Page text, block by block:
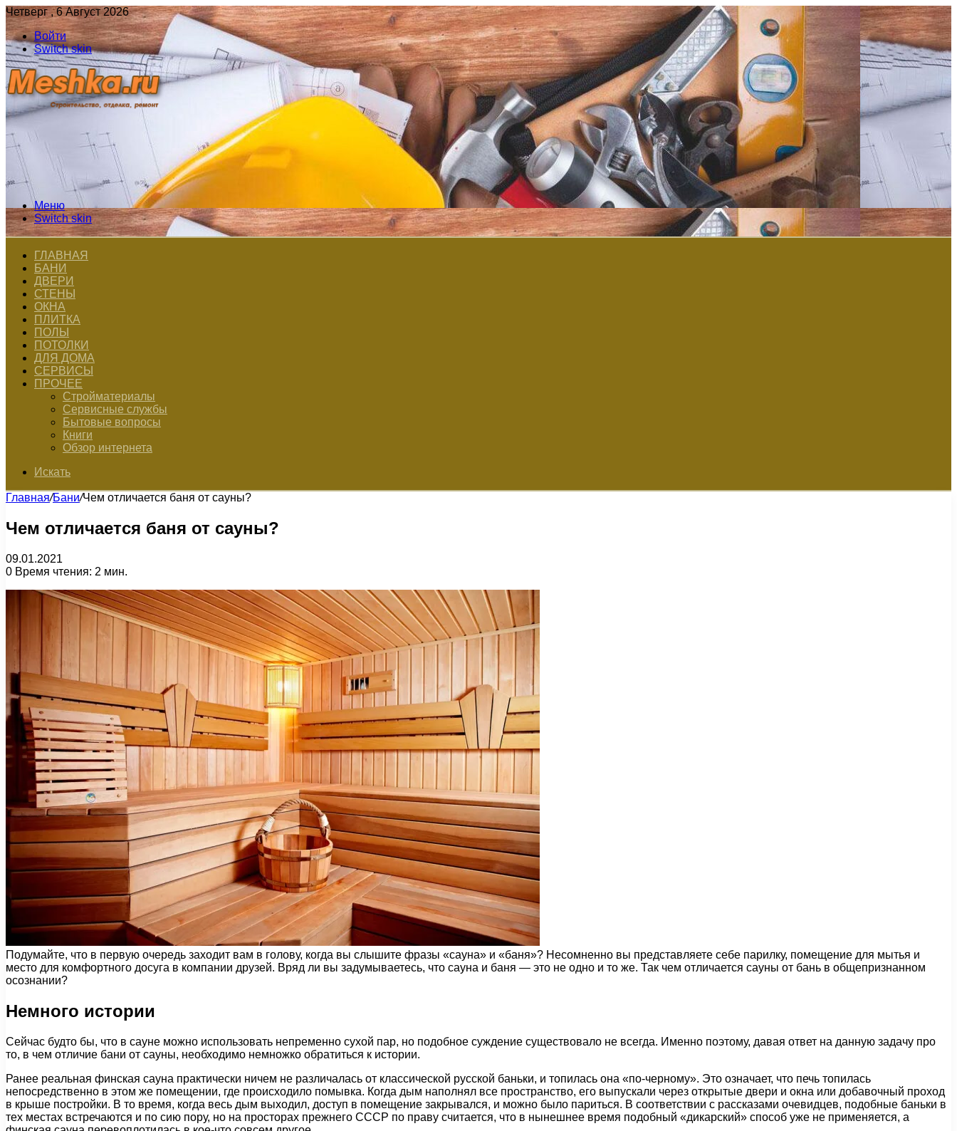
Четверг , 6 Август 2026
Войти
Switch skin
Меню
Switch skin
ГЛАВНАЯ
БАНИ
ДВЕРИ
СТЕНЫ
ОКНА
ПЛИТКА
ПОЛЫ
ПОТОЛКИ
ДЛЯ ДОМА
СЕРВИСЫ
ПРОЧЕЕ
Стройматериалы
Сервисные службы
Бытовые вопросы
Книги
Обзор интернета
Искать
Главная/Бани/Чем отличается баня от сауны?
Чем отличается баня от сауны?
09.01.2021
0 Время чтения: 2 мин.
Подумайте, что в первую очередь заходит вам в голову, когда вы слышите фразы «сауна» и «баня»? Несомненно вы представляете себе парилку, помещение для мытья и
место для комфортного досуга в компании друзей. Вряд ли вы задумываетесь, что сауна и баня — это не одно и то же. Так чем отличается сауны от бань в общепризнанном
осознании?
Немного истории
Сейчас будто бы, что в сауне можно использовать непременно сухой пар, но подобное суждение существовало не всегда. Именно поэтому, давая ответ на данную задачу про
то, в чем отличие бани от сауны, необходимо немножко обратиться к истории.
Ранее реальная финская сауна практически ничем не различалась от классической русской баньки, и топилась она «по-черному». Это означает, что печь топилась
непосредственно в этом же помещении, где происходило помывка. Когда дым наполнял все пространство, его выпускали через открытые двери и окна или добавочный проход
в крыше постройки. В то время, когда весь дым выходил, доступ в помещение закрывался, и можно было париться. В соответствии с рассказами очевидцев, подобные баньки в
тех местах встречаются и по сию пору, но на просторах прежнего СССР по праву считается, что в нынешнее время подобный «дикарский» способ уже не применяется, а